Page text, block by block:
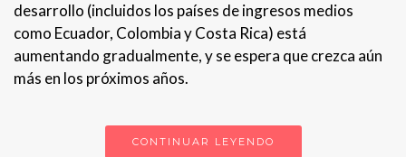
desarrollo (incluidos los países de ingresos medios
como Ecuador, Colombia y Costa Rica) está
aumentando gradualmente, y se espera que crezca aún
más en los próximos años.
CONTINUAR LEYENDO